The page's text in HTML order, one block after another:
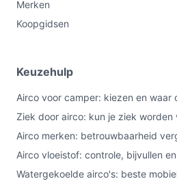
Merken
Koopgidsen
Keuzehulp
Airco voor camper: kiezen en waar
Ziek door airco: kun je ziek worden
Airco merken: betrouwbaarheid
Airco vloeistof: controle, bijvullen
Watergekoelde airco's: beste